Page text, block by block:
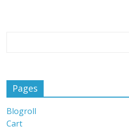
Pages
Blogroll
Cart